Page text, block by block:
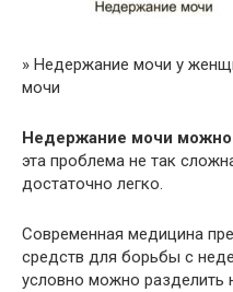
» Недержание мочи у
мочи
Недержание мочи можно
эта проблема не так
достаточно легко.
Современная медицина
средств для борьбы с
условно можно разделить